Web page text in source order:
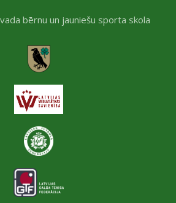
bērnu un jauniešu sporta skola